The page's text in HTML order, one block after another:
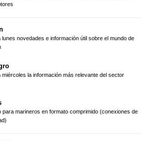
lunes novedades e información útil sobre el mundo de
miércoles la información más relevante del sector
para marineros en formato comprimido (conexiones de